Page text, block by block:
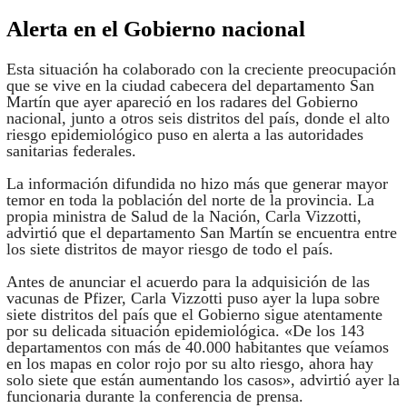
Alerta en el Gobierno nacional
Esta situación ha colaborado con la creciente preocupación
que se vive en la ciudad cabecera del departamento San
Martín que ayer apareció en los radares del Gobierno
nacional, junto a otros seis distritos del país, donde el alto
riesgo epidemiológico puso en alerta a las autoridades
sanitarias federales.
La información difundida no hizo más que generar mayor
temor en toda la población del norte de la provincia. La
propia ministra de Salud de la Nación, Carla Vizzotti,
advirtió que el departamento San Martín se encuentra entre
los siete distritos de mayor riesgo de todo el país.
Antes de anunciar el acuerdo para la adquisición de las
vacunas de Pfizer, Carla Vizzotti puso ayer la lupa sobre
siete distritos del país que el Gobierno sigue atentamente
por su delicada situación epidemiológica. «De los 143
departamentos con más de 40.000 habitantes que veíamos
en los mapas en color rojo por su alto riesgo, ahora hay
solo siete que están aumentando los casos», advirtió ayer la
funcionaria durante la conferencia de prensa.